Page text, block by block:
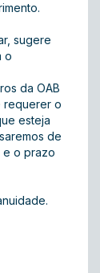
sugere
o
da OAB
requerer o
esteja
de
e o prazo